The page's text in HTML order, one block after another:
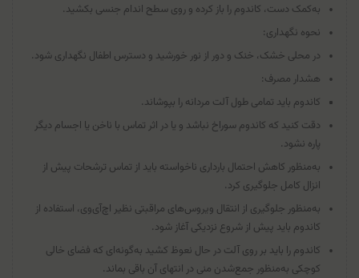
به‌کمک دست، کاندوم را باز کرده و روی سطح اندام جنسی بکشید.
نحوه نگهداری:
در محلی خشک، خنک و دور از نور خورشید و دسترس اطفال نگهداری شود.
هشدار مصرف:
کاندوم باید تمامی طول آلت مردانه را بپوشاند.
دقت کنید که کاندوم سوراخ نباشد و یا در اثر تماس با ناخن یا اجسام دیگر
پاره نشود.
به‌منظور کاهش احتمال بارداری ناخواسته باید از تماس ترشحات پیش از
انزال کامل جلوگیری کرد.
به‌منظور جلوگیری از انتقال ویروس‌های مراقبتی نظیر اچ‌آی‌وی، استفاده از
کاندوم باید پیش از شروع نزدیکی آغاز شود.
کاندوم را باید بر روی آلت در حال نعوظ کشید به‌گونه‌ای که فضای خالی
کوچکی به‌منظور جمع‌شدن منی در انتهای آن باقی بماند.